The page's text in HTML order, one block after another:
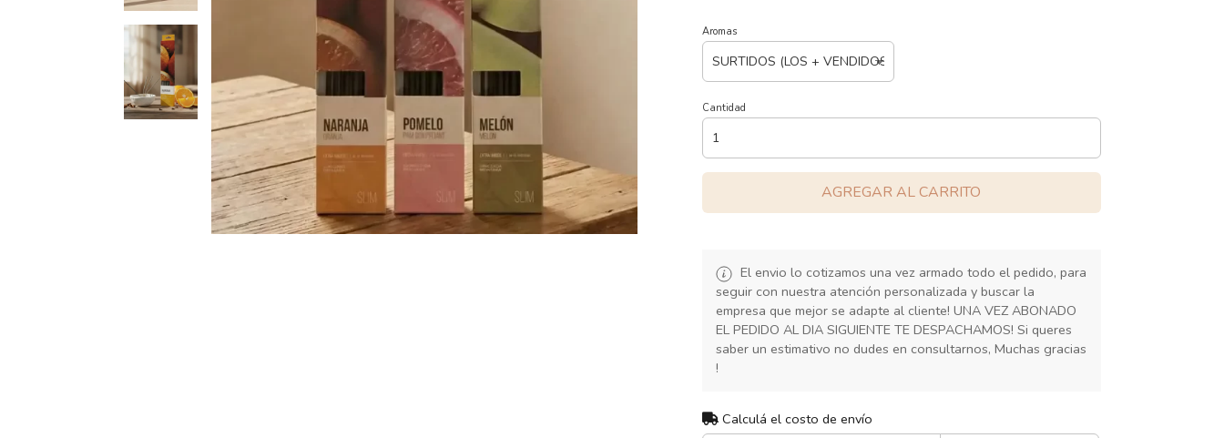
Aromas
Cantidad
AGREGAR AL CARRITO
El envio lo cotizamos una vez armado todo el pedido, para
seguir con nuestra atención personalizada y buscar la
empresa que mejor se adapte al cliente! UNA VEZ ABONADO
EL PEDIDO AL DIA SIGUIENTE TE DESPACHAMOS! Si queres
saber un estimativo no dudes en consultarnos, Muchas gracias
!
Calculá el costo de envío